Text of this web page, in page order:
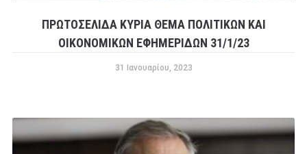
ΠΡΩΤΟΣΕΛΙΔΑ ΚΥΡΙΑ ΘΕΜΑ ΠΟΛΙΤΙΚΩΝ ΚΑΙ
ΟΙΚΟΝΟΜΙΚΩΝ ΕΦΗΜΕΡΙΔΩΝ 31/1/23
31 Ιανουαρίου, 2023